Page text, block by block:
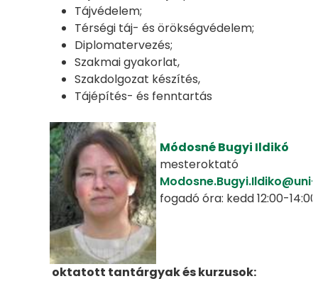
Tájvédelem;
Térségi táj- és örökségvédelem;
Diplomatervezés;
Szakmai gyakorlat,
Szakdolgozat készítés,
Tájépítés- és fenntartás
Módosné Bugyi Ildikó
mesteroktató
fogadó óra: kedd 12:00-14:00
oktatott tantárgyak és kurzusok: